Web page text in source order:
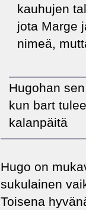
kauhujen
jota Marge
nimeä,
Hugohan
kun bart
kalanpäitä
Hugo on
sukulainen
Toisena